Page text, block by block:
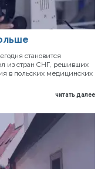
становится
из стран СНГ, решивших
в польских медицинских
читать далее